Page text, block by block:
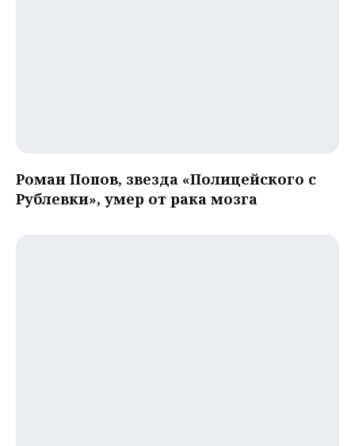
Роман Попов, звезда «Полицейского с
Рублевки», умер от рака мозга